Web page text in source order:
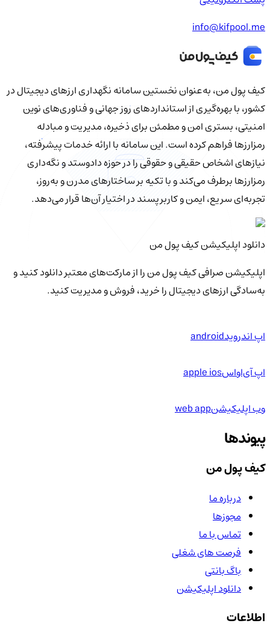
info@kifpool.me
کیف‌ پول من، به‌عنوان نخستین سامانه نگهداری ارزهای دیجیتال در
کشور، با بهره‌گیری از استانداردهای روز جهانی و فناوری‌های نوین
امنیتی، بستری امن و مطمئن برای ذخیره، مدیریت و مبادله
رمزارزها فراهم کرده است. این سامانه با ارائه خدمات پیشرفته،
نیازهای اشخاص حقیقی و حقوقی را در حوزه دادوستد و نگه‌داری
رمزارزها برطرف می‌کند و با تکیه بر ساختارهای مدرن و به‌روز،
تجربه‌ای سریع، ایمن و کاربرپسند در اختیار آن‌ها قرار می‌دهد.
دانلود اپلیکیشن کیف‌ پول من
اپلیکیشن صرافی کیف پول من را از مارکت‌های معتبر دانلود کنید و
به‌سادگی ارزهای دیجیتال را خرید، فروش و مدیریت کنید.
اپ اندرویدandroid
اپ آی‌او‌اسapple ios
وب اپلیکیشنweb app
پیوندها
کیف پول من
درباره ما
مجوزها
تماس با ما
فرصت های شغلی
باگ بانتی
دانلود اپلیکیشن
اطلاعات